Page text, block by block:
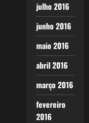
julho 2016
junho 2016
maio 2016
abril 2016
março 2016
fevereiro
2016